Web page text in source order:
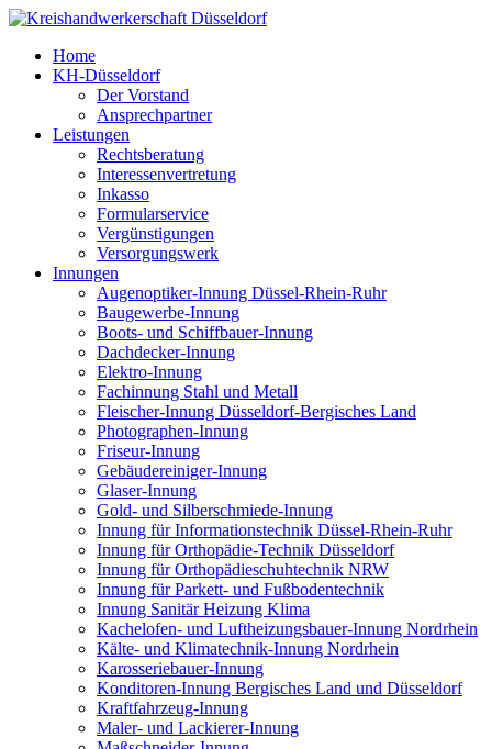
Home
KH-Düsseldorf
Der Vorstand
Ansprechpartner
Leistungen
Rechtsberatung
Interessenvertretung
Inkasso
Formularservice
Vergünstigungen
Versorgungswerk
Innungen
Augenoptiker-Innung Düssel-Rhein-Ruhr
Baugewerbe-Innung
Boots- und Schiffbauer-Innung
Dachdecker-Innung
Elektro-Innung
Fachinnung Stahl und Metall
Fleischer-Innung Düsseldorf-Bergisches Land
Photographen-Innung
Friseur-Innung
Gebäudereiniger-Innung
Glaser-Innung
Gold- und Silberschmiede-Innung
Innung für Informationstechnik Düssel-Rhein-Ruhr
Innung für Orthopädie-Technik Düsseldorf
Innung für Orthopädieschuhtechnik NRW
Innung für Parkett- und Fußbodentechnik
Innung Sanitär Heizung Klima
Kachelofen- und Luftheizungsbauer-Innung Nordrhein
Kälte- und Klimatechnik-Innung Nordrhein
Karosseriebauer-Innung
Konditoren-Innung Bergisches Land und Düsseldorf
Kraftfahrzeug-Innung
Maler- und Lackierer-Innung